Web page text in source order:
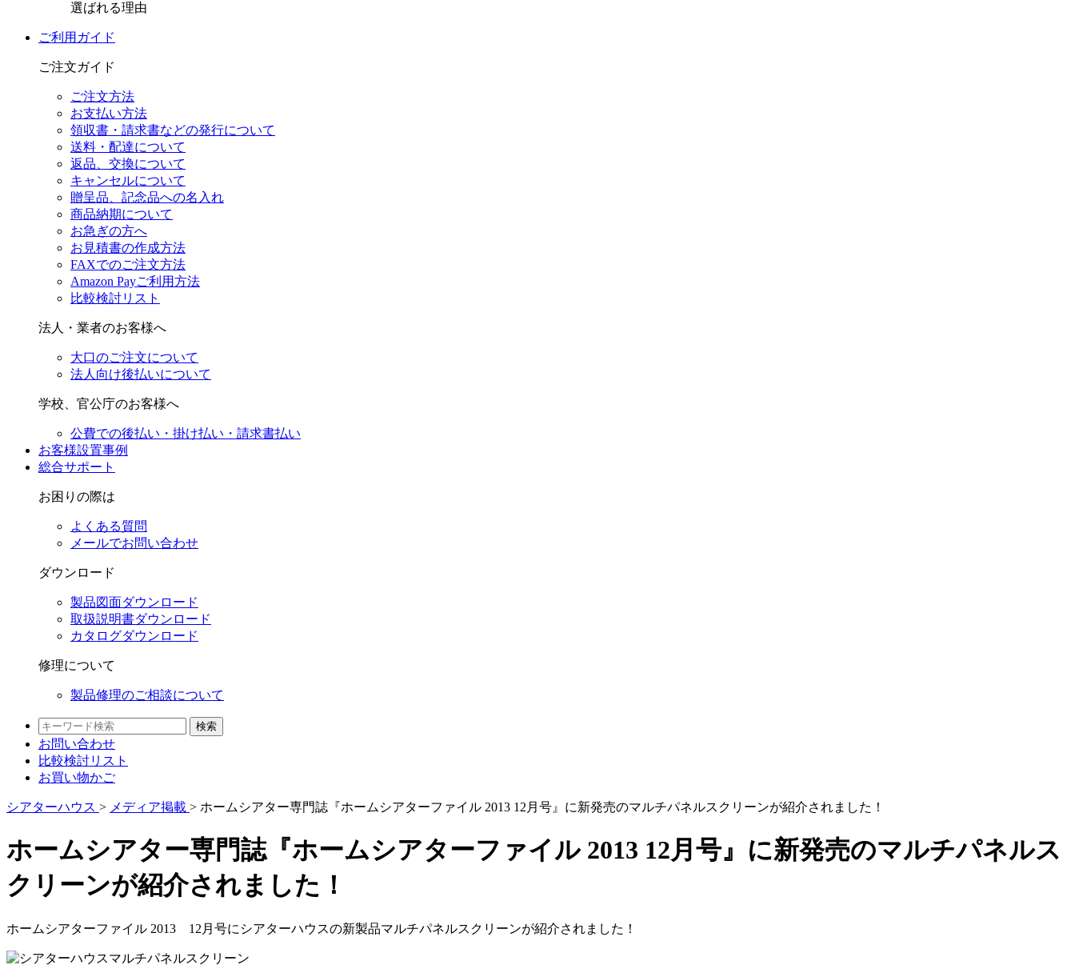
選ばれる理由
ご利用ガイド
ご注文ガイド
ご注文方法
お支払い方法
領収書・請求書などの発行について
送料・配達について
返品、交換について
キャンセルについて
贈呈品、記念品への名入れ
商品納期について
お急ぎの方へ
お見積書の作成方法
FAXでのご注文方法
Amazon Payご利用方法
比較検討リスト
法人・業者のお客様へ
大口のご注文について
法人向け後払いについて
学校、官公庁のお客様へ
公費での後払い・掛け払い・請求書払い
お客様設置事例
総合サポート
お困りの際は
よくある質問
メールでお問い合わせ
ダウンロード
製品図面ダウンロード
取扱説明書ダウンロード
カタログダウンロード
修理について
製品修理のご相談について
検索
お問い合わせ
比較検討リスト
お買い物かご
シアターハウス > メディア掲載 > ホームシアター専門誌『ホームシアターファイル 2013 12月号』に新発売のマルチパネルスクリーンが紹介されました！
ホームシアター専門誌『ホームシアターファイル 2013 12月号』に新発売のマルチパネルス
クリーンが紹介されました！
ホームシアターファイル 2013 12月号にシアターハウスの新製品マルチパネルスクリーンが紹介されました！